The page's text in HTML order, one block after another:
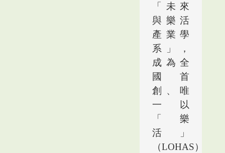
「未來
與樂活
產業學
系」
，
成為全
國首
創、唯
一以
「樂
活」
（LOHAS）